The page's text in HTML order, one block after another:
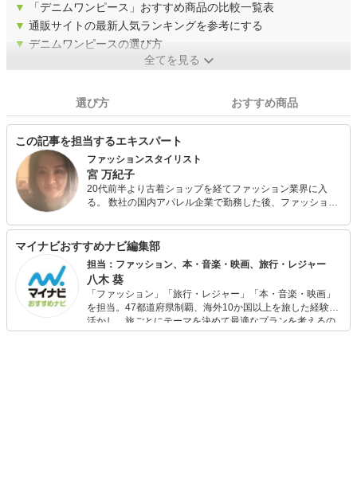
▼
「デニムワンピース」おすすめ商品の比較一覧表
▼ 通販サイトの最新人気ランキングを参考にする
▼ デニムワンピースの選び方
全てを見る
選び方 おすすめ商品
この記事を担当するエキスパート
ファッションスタイリスト
宮 万紀子
20代前半より古着ショップを経てファッション業界に入
る。 数社の国内アパレル企業で勤務した後、ファッション
ングや広告、CMのスタイリングを数多く手掛ける。 現在
は商業ファッションスタイリストと一般の方のコーディネ
ートをするパーソナルスタイリストとを兼務している。
マイナビおすすめナビ編集部
担当：ファッション、本・音楽・映画、旅行・レジャー
八木 葵
「ファッション」「旅行・レジャー」「本・音楽・映画」
を担当。47都道府県制覇、海外10か国以上を旅した経験を
活かし、旅ごとにテーマを決めて最適なプランを考えるの
が得意。また、アパレルショップでの販売経験もあり。誰